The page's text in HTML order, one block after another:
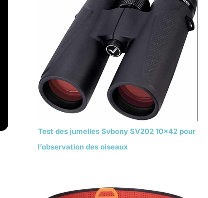
Test des jumelles Svbony SV202 10×42 pour
l’observation des oiseaux